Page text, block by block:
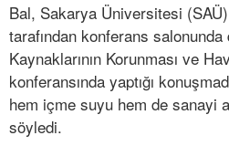
Bal, Sakarya Üniversitesi
tarafından konferans
Kaynaklarının Korunması ve
konferansında yaptığı
hem içme suyu hem de sanayi
söyledi.